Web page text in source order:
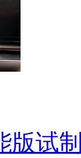
版试